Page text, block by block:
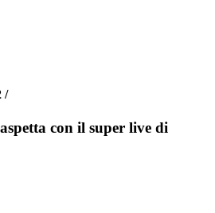
/
con il super live di